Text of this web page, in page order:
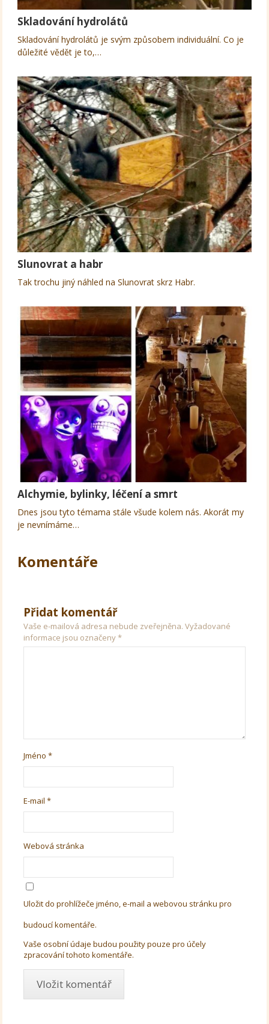
Skladování hydrolátů
Skladování hydrolátů je svým způsobem individuální. Co je
důležité vědět je to,…
Slunovrat a habr
Tak trochu jiný náhled na Slunovrat skrz Habr.
Alchymie, bylinky, léčení a smrt
Dnes jsou tyto témama stále všude kolem nás. Akorát my
je nevnímáme…
Komentáře
Přidat komentář
Vaše e-mailová adresa nebude zveřejněna. Vyžadované
informace jsou označeny*
Jméno*
E-mail*
Webová stránka
Uložit do prohlížeče jméno, e-mail a webovou stránku pro
budoucí komentáře.
Vaše osobní údaje budou použity pouze pro účely
zpracování tohoto komentáře.